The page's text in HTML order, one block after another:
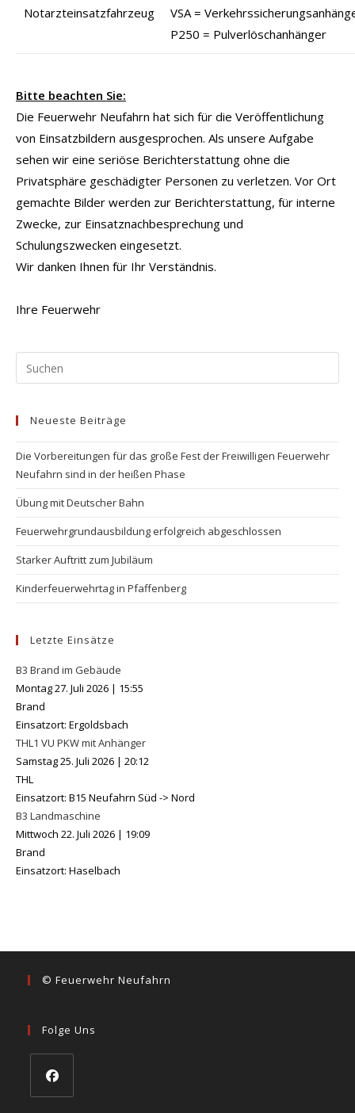
Notarzteinsatzfahrzeug
VSA =
P250 = Pulverlöschanhänger
Bitte beachten Sie:
Die Feuerwehr Neufahrn hat sich für die Veröffentlichung
von Einsatzbildern ausgesprochen. Als unsere Aufgabe
sehen wir eine seriöse Berichterstattung ohne die
Privatsphäre geschädigter Personen zu verletzen. Vor Ort
gemachte Bilder werden zur Berichterstattung, für interne
Zwecke, zur Einsatznachbesprechung und
Schulungszwecken eingesetzt.
Wir danken Ihnen für Ihr Verständnis.
Ihre Feuerwehr
Neueste Beiträge
Die Vorbereitungen für das große Fest der Freiwilligen Feuerwehr
Neufahrn sind in der heißen Phase
Übung mit Deutscher Bahn
Feuerwehrgrundausbildung erfolgreich abgeschlossen
Starker Auftritt zum Jubiläum
Kinderfeuerwehrtag in Pfaffenberg
Letzte Einsätze
B3 Brand im Gebäude
Montag 27. Juli 2026 | 15:55
Brand
Einsatzort: Ergoldsbach
THL1 VU PKW mit Anhänger
Samstag 25. Juli 2026 | 20:12
THL
Einsatzort: B15 Neufahrn Süd -> Nord
B3 Landmaschine
Mittwoch 22. Juli 2026 | 19:09
Brand
Einsatzort: Haselbach
© Feuerwehr Neufahrn
Folge Uns